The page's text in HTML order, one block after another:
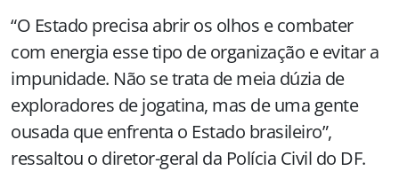
“O Estado precisa abrir os olhos e combater
com energia esse tipo de organização e evitar a
impunidade. Não se trata de meia dúzia de
exploradores de jogatina, mas de uma gente
ousada que enfrenta o Estado brasileiro”,
ressaltou o diretor-geral da Polícia Civil do DF.